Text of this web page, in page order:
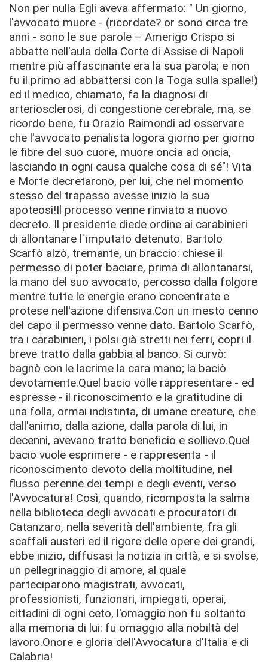
Non per nulla Egli aveva affermato: " Un giorno,
l'avvocato muore - (ricordate? or sono circa tre
anni - sono le sue parole – Amerigo Crispo si
abbatte nell'aula della Corte di Assise di Napoli
mentre più affascinante era la sua parola; e non
fu il primo ad abbattersi con la Toga sulla spalle!)
ed il medico, chiamato, fa la diagnosi di
arteriosclerosi, di congestione cerebrale, ma, se
ricordo bene, fu Orazio Raimondi ad osservare
che l'avvocato penalista logora giorno per giorno
le ﬁbre del suo cuore, muore oncia ad oncia,
lasciando in ogni causa qualche cosa di sé"! Vita
e Morte decretarono, per lui, che nel momento
stesso del trapasso avesse inizio la sua
apoteosi!Il processo venne rinviato a nuovo
decreto. Il presidente diede ordine ai carabinieri
di allontanare l`imputato detenuto. Bartolo
Scarfò alzò, tremante, un braccio: chiese il
permesso di poter baciare, prima di allontanarsi,
la mano del suo avvocato, percosso dalla folgore
mentre tutte le energie erano concentrate e
protese nell'azione difensiva.Con un mesto cenno
del capo il permesso venne dato. Bartolo Scarfò,
tra i carabinieri, i polsi già stretti nei ferri, copri il
breve tratto dalla gabbia al banco. Si curvò:
bagnò con le lacrime la cara mano; la baciò
devotamente.Quel bacio volle rappresentare - ed
espresse - il riconoscimento e la gratitudine di
una folla, ormai indistinta, di umane creature, che
dall'animo, dalla azione, dalla parola di lui, in
decenni, avevano tratto beneﬁcio e sollievo.Quel
bacio vuole esprimere - e rappresenta - il
riconoscimento devoto della moltitudine, nel
flusso perenne dei tempi e degli eventi, verso
l'Avvocatura! Così, quando, ricomposta la salma
nella biblioteca degli avvocati e procuratori di
Catanzaro, nella severità dell'ambiente, fra gli
scaffali austeri ed il rigore delle opere dei grandi,
ebbe inizio, diffusasi la notizia in città, e si svolse,
un pellegrinaggio di amore, al quale
parteciparono magistrati, avvocati,
professionisti, funzionari, impiegati, operai,
cittadini di ogni ceto, l'omaggio non fu soltanto
alla memoria di lui: fu omaggio alla nobiltà del
lavoro.Onore e gloria dell'Avvocatura d'Italia e di
Calabria!